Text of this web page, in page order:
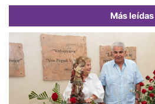
Más leídas